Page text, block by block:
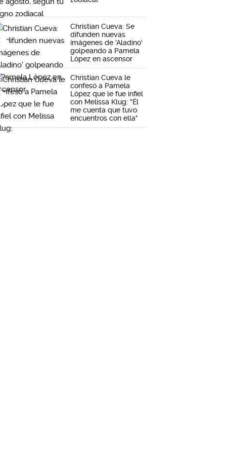
Christian Cueva: Se
difunden nuevas
imágenes de 'Aladino'
golpeando a Pamela
López en ascensor
Christian Cueva le
confesó a Pamela
López que le fue infiel
con Melissa Klug: "Él
me cuenta que tuvo
encuentros con ella"